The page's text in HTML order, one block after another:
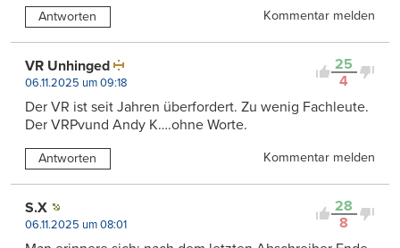
Antworten Kommentar melden
25
4
VR Unhinged
06.11.2025 um 09:18
Der VR ist seit Jahren überfordert. Zu wenig Fachleute.
Der VRPvund Andy K….ohne Worte.
Antworten Kommentar melden
28
8
S.X
06.11.2025 um 08:01